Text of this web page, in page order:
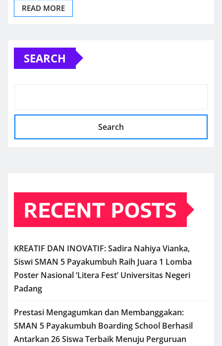
READ MORE
SEARCH
Search
RECENT POSTS
KREATIF DAN INOVATIF: Sadira Nahiya Vianka,
Siswi SMAN 5 Payakumbuh Raih Juara 1 Lomba
Poster Nasional ‘Litera Fest’ Universitas Negeri
Padang
Prestasi Mengagumkan dan Membanggakan:
SMAN 5 Payakumbuh Boarding School Berhasil
Antarkan 26 Siswa Terbaik Menuju Perguruan